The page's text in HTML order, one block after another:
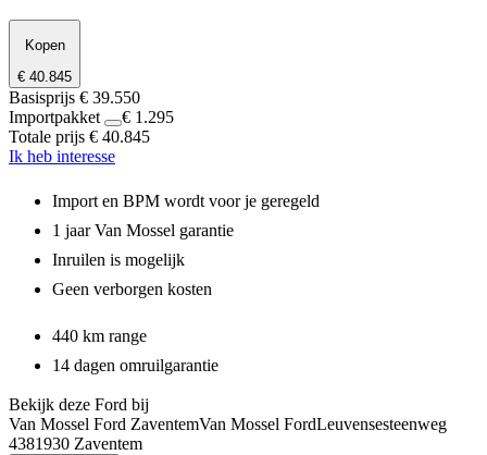
Kopen
€ 40.845
Basisprijs € 39.550
Importpakket
€ 1.295
Totale prijs € 40.845
Ik heb interesse
Import en BPM wordt voor je geregeld
1 jaar Van Mossel garantie
Inruilen is mogelijk
Geen verborgen kosten
440 km range
14 dagen omruilgarantie
Bekijk deze Ford bij
Van Mossel Ford ZaventemVan Mossel FordLeuvensesteenweg
4381930 Zaventem